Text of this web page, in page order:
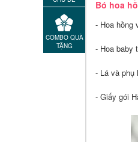
COMBO QUÀ
TẶNG
Bó hoa
- Hoa hồng
- Hoa baby
- Lá và phụ
- Giấy gói